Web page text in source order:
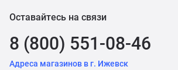
Оставайтесь на связи
8 (800) 551-08-46
Адреса магазинов в г. Ижевск